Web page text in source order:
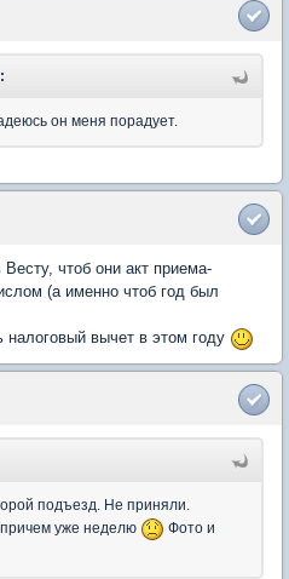
он меня порадует.
чтоб они акт приема-
(а именно чтоб год был
вычет в этом году
подъезд. Не приняли.
уже неделю
Фото и